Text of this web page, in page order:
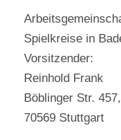
Spielkreise in
Vorsitzender:
Reinhold Frank
Böblinger Str. 457,
70569 Stuttgart